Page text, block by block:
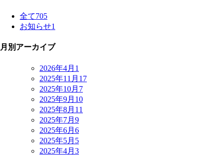
全て705
お知らせ1
月別アーカイブ
2026年4月 1
2025年11月 17
2025年10月 7
2025年9月 10
2025年8月 11
2025年7月 9
2025年6月 6
2025年5月 5
2025年4月 3